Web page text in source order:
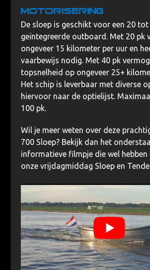
Motorisering
De sloep is geschikt voor een 20
geïntegreerde outboard. Met 20 pk
ongeveer 15 kilometer per uur en
vaarbewijs nodig. Met 40 pk
topsnelheid op ongeveer 25+
Het schip is leverbaar met diverse
hiervoor naar de optielijst.
100 pk.
Wil je meer weten over deze
700 Sloep? Bekijk dan het
informatieve filmpje die wel
onze vrijdagmiddag Sloep en